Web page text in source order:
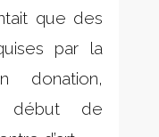
que des
par la
début de